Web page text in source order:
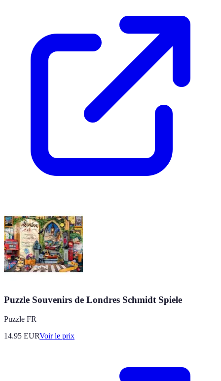
Puzzle Souvenirs de Londres Schmidt Spiele
Puzzle FR
14.95 EURVoir le prix